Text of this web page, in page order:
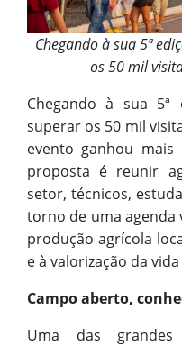
Chegando à sua 5ª
os 50 mil
Chegando à sua
superar os 50 mil
evento ganhou
proposta é reunir
setor, técnicos,
torno de uma
produção agrícola
e à valorização da
Campo aberto,
Uma das